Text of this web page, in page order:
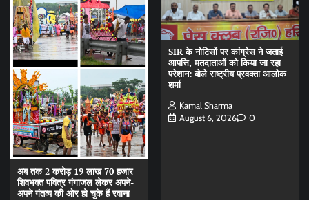
अब तक 2 करोड़ 19 लाख 70 हजार
शिवभक्त पवित्र गंगाजल लेकर अपने-
अपने गंतव्य की ओर हो चुके हैं रवाना
SIR के नोटिसों पर कांग्रेस ने जताई
आपत्ति, मतदाताओं को किया जा रहा
परेशान: बोले राष्ट्रीय प्रवक्ता आलोक
शर्मा
Kamal Sharma
August 6, 2026
0